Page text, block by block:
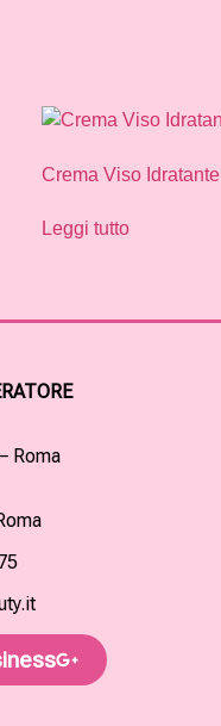
Crema Viso Idratante
Leggi tutto
Roma